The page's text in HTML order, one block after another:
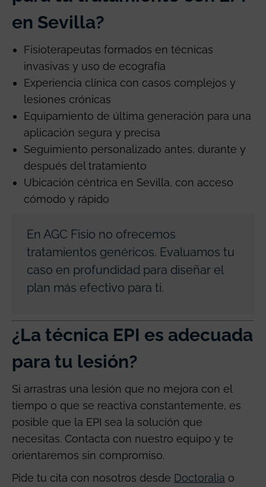
en Sevilla?
Fisioterapeutas formados en técnicas
invasivas y uso de ecografía
Experiencia clínica con casos complejos y
lesiones crónicas
Equipamiento de última generación para una
aplicación segura y precisa
Seguimiento personalizado antes, durante y
después del tratamiento
Ubicación céntrica en Sevilla, con acceso
cómodo y rápido
En AGC Fisio no ofrecemos
tratamientos genéricos. Evaluamos tu
caso en profundidad para diseñar el
plan más efectivo para ti.
¿La técnica EPI es adecuada
para tu lesión?
Si arrastras una lesión que no mejora con el
tiempo o que se reactiva constantemente, es
posible que la EPI sea la solución que
necesitas. Contacta con nuestro equipo y te
orientaremos sin compromiso.
Pide tu cita con nosotros desde Doctoralia o